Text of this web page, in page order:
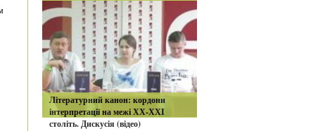
Літературний канон: кордони
інтерпретації на межі ХХ-ХХІ
століть. Дискусія (відео)